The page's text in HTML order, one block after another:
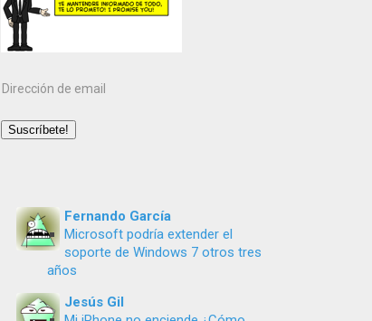
Dirección
email
Suscríbete!
Fernando García
Microsoft podría extender el
soporte de Windows 7 otros tres
años
Jesús Gil